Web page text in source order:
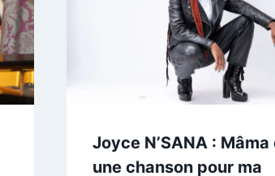
Joyce N’SANA : Mâma
une chanson pour ma